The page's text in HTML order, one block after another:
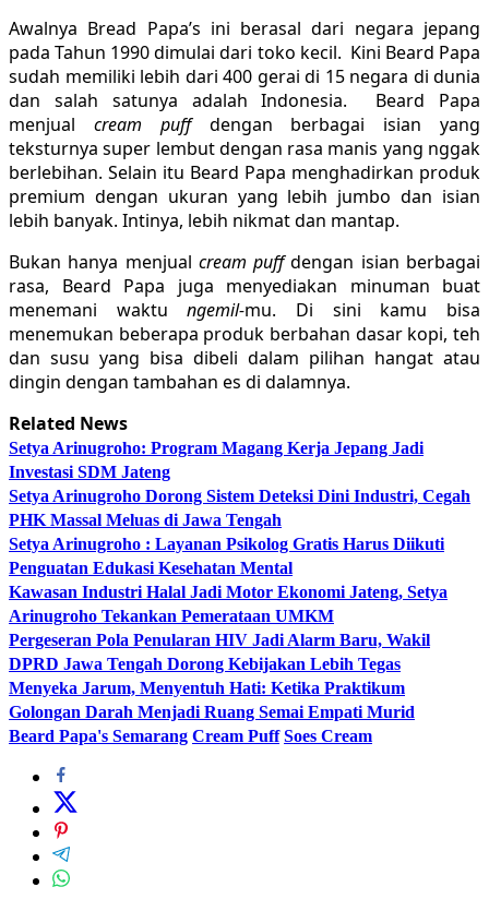
Awalnya Bread Papa’s ini berasal dari negara jepang
pada Tahun 1990 dimulai dari toko kecil. Kini Beard Papa
sudah memiliki lebih dari 400 gerai di 15 negara di dunia
dan salah satunya adalah Indonesia. Beard Papa
menjual cream puff dengan berbagai isian yang
teksturnya super lembut dengan rasa manis yang nggak
berlebihan. Selain itu Beard Papa menghadirkan produk
premium dengan ukuran yang lebih jumbo dan isian
lebih banyak. Intinya, lebih nikmat dan mantap.
Bukan hanya menjual cream puffdengan isian berbagai
rasa, Beard Papa juga menyediakan minuman buat
menemani waktungemil-mu. Di sini kamu bisa
menemukan beberapa produk berbahan dasar kopi, teh
dan susu yang bisa dibeli dalam pilihan hangat atau
dingin dengan tambahan es di dalamnya.
Related News
Setya Arinugroho: Program Magang Kerja Jepang Jadi
Investasi SDM Jateng
Setya Arinugroho Dorong Sistem Deteksi Dini Industri, Cegah
PHK Massal Meluas di Jawa Tengah
Setya Arinugroho : Layanan Psikolog Gratis Harus Diikuti
Penguatan Edukasi Kesehatan Mental
Kawasan Industri Halal Jadi Motor Ekonomi Jateng, Setya
Arinugroho Tekankan Pemerataan UMKM
Pergeseran Pola Penularan HIV Jadi Alarm Baru, Wakil
DPRD Jawa Tengah Dorong Kebijakan Lebih Tegas
Menyeka Jarum, Menyentuh Hati: Ketika Praktikum
Golongan Darah Menjadi Ruang Semai Empati Murid
Beard Papa's Semarang Cream Puff Soes Cream